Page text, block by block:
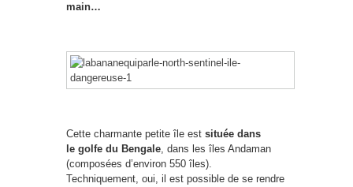
main…
Cette charmante petite île est située dans
le golfe du Bengale, dans les îles Andaman
(composées d’environ 550 îles).
Techniquement, oui, il est possible de se rendre